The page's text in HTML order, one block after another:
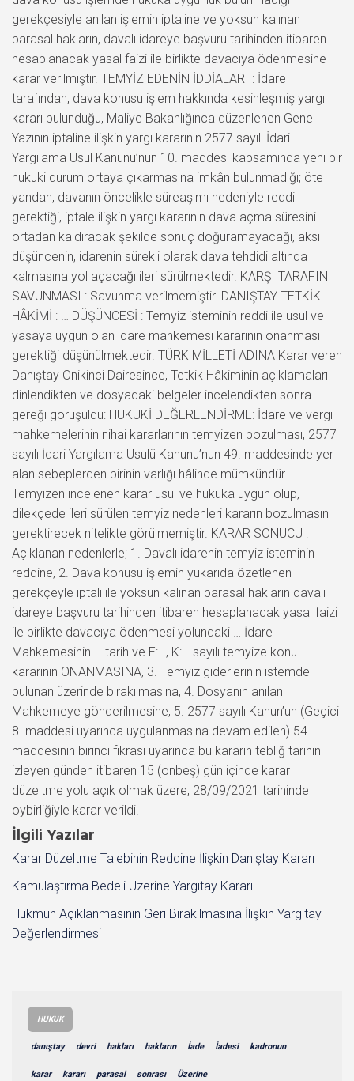
gerekçesiyle anılan işlemin iptaline ve yoksun kalınan
parasal hakların, davalı idareye başvuru tarihinden itibaren
hesaplanacak yasal faizi ile birlikte davacıya ödenmesine
karar verilmiştir. TEMYİZ EDENİN İDDİALARI : İdare
tarafından, dava konusu işlem hakkında kesinleşmiş yargı
kararı bulunduğu, Maliye Bakanlığınca düzenlenen Genel
Yazının iptaline ilişkin yargı kararının 2577 sayılı İdari
Yargılama Usul Kanunu’nun 10. maddesi kapsamında yeni bir
hukuki durum ortaya çıkarmasına imkân bulunmadığı; öte
yandan, davanın öncelikle süreaşımı nedeniyle reddi
gerektiği, iptale ilişkin yargı kararının dava açma süresini
ortadan kaldıracak şekilde sonuç doğuramayacağı, aksi
düşüncenin, idarenin sürekli olarak dava tehdidi altında
kalmasına yol açacağı ileri sürülmektedir. KARŞI TARAFIN
SAVUNMASI : Savunma verilmemiştir. DANIŞTAY TETKİK
HÂKİMİ : … DÜŞÜNCESİ : Temyiz isteminin reddi ile usul ve
yasaya uygun olan idare mahkemesi kararının onanması
gerektiği düşünülmektedir. TÜRK MİLLETİ ADINA Karar veren
Danıştay Onikinci Dairesince, Tetkik Hâkiminin açıklamaları
dinlendikten ve dosyadaki belgeler incelendikten sonra
gereği görüşüldü: HUKUKİ DEĞERLENDİRME: İdare ve vergi
mahkemelerinin nihai kararlarının temyizen bozulması, 2577
sayılı İdari Yargılama Usulü Kanunu’nun 49. maddesinde yer
alan sebeplerden birinin varlığı hâlinde mümkündür.
Temyizen incelenen karar usul ve hukuka uygun olup,
dilekçede ileri sürülen temyiz nedenleri kararın bozulmasını
gerektirecek nitelikte görülmemiştir. KARAR SONUCU :
Açıklanan nedenlerle; 1. Davalı idarenin temyiz isteminin
reddine, 2. Dava konusu işlemin yukarıda özetlenen
gerekçeyle iptali ile yoksun kalınan parasal hakların davalı
idareye başvuru tarihinden itibaren hesaplanacak yasal faizi
ile birlikte davacıya ödenmesi yolundaki … İdare
Mahkemesinin … tarih ve E:…, K:… sayılı temyize konu
kararının ONANMASINA, 3. Temyiz giderlerinin istemde
bulunan üzerinde bırakılmasına, 4. Dosyanın anılan
Mahkemeye gönderilmesine, 5. 2577 sayılı Kanun’un (Geçici
8. maddesi uyarınca uygulanmasına devam edilen) 54.
maddesinin birinci fıkrası uyarınca bu kararın tebliğ tarihini
izleyen günden itibaren 15 (onbeş) gün içinde karar
düzeltme yolu açık olmak üzere, 28/09/2021 tarihinde
oybirliğiyle karar verildi.
İlgili Yazılar
Karar Düzeltme Talebinin Reddine İlişkin Danıştay Kararı
Kamulaştırma Bedeli Üzerine Yargıtay Kararı
Hükmün Açıklanmasının Geri Bırakılmasına İlişkin Yargıtay
Değerlendirmesi
HUKUK
danıştay devri hakları hakların İade İadesi kadronun
karar kararı parasal sonrası Üzerine